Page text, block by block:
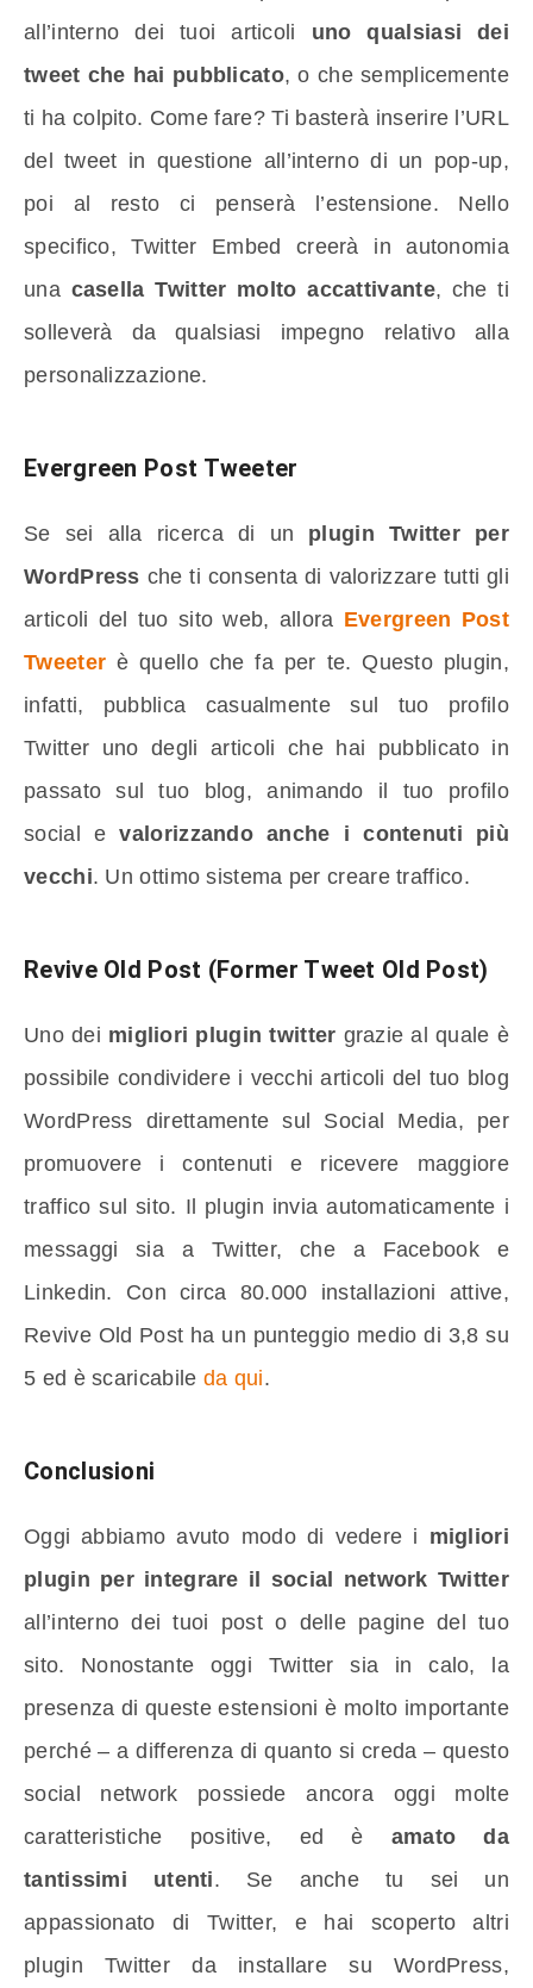
all’interno dei tuoi articoli uno qualsiasi dei
tweet che hai pubblicato, o che semplicemente
ti ha colpito. Come fare? Ti basterà inserire l’URL
del tweet in questione all’interno di un pop-up,
poi al resto ci penserà l’estensione. Nello
specifico, Twitter Embed creerà in autonomia
una casella Twitter molto accattivante, che ti
solleverà da qualsiasi impegno relativo alla
personalizzazione.
Evergreen Post Tweeter
Se sei alla ricerca di un plugin Twitter per
WordPress che ti consenta di valorizzare tutti gli
articoli del tuo sito web, allora Evergreen Post
Tweeter è quello che fa per te. Questo plugin,
infatti, pubblica casualmente sul tuo profilo
Twitter uno degli articoli che hai pubblicato in
passato sul tuo blog, animando il tuo profilo
social evalorizzando anche i contenuti più
vecchi. Un ottimo sistema per creare traffico.
Revive Old Post (Former Tweet Old Post)
Uno dei migliori plugin twitter grazie al quale è
possibile condividere i vecchi articoli del tuo blog
WordPress direttamente sul Social Media, per
promuovere i contenuti e ricevere maggiore
traffico sul sito. Il plugin invia automaticamente i
messaggi sia a Twitter, che a Facebook e
Linkedin. Con circa 80.000 installazioni attive,
Revive Old Post ha un punteggio medio di 3,8 su
5 ed è scaricabile da qui.
Conclusioni
Oggi abbiamo avuto modo di vedere i migliori
plugin per integrare il social network Twitter
all’interno dei tuoi post o delle pagine del tuo
sito. Nonostante oggi Twitter sia in calo, la
presenza di queste estensioni è molto importante
perché – a differenza di quanto si creda – questo
social network possiede ancora oggi molte
caratteristiche positive, ed è amato da
tantissimi utenti. Se anche tu sei un
appassionato di Twitter, e hai scoperto altri
plugin Twitter da installare su WordPress,